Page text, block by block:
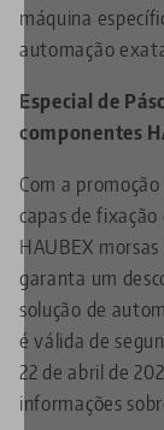
máquina
automação
Especial de
componentes
Com a
capas de
HAUBEX
garanta um
solução de
é válida de
22 de abril de
informações